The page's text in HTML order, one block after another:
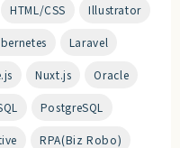
HTML/CSS Illustrator
Laravel
Nuxt.js Oracle
PostgreSQL
RPA(Biz Robo)